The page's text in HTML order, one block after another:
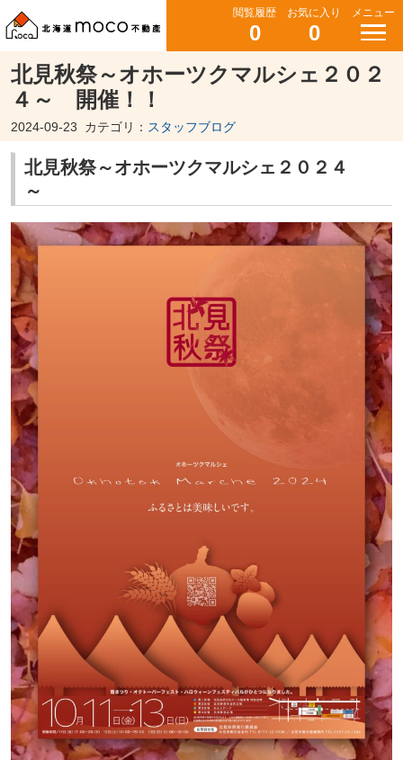
閲覧履歴
0
お気に入り
0
メニュー
北見秋祭～オホーツクマルシェ２０２
４～ 開催！！
2024-09-23 カテゴリ： スタッフブログ
北見秋祭～オホーツクマルシェ２０２４
～